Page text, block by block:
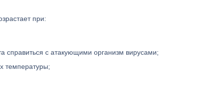
при:
справиться с атакующими организм вирусами;
температуры;